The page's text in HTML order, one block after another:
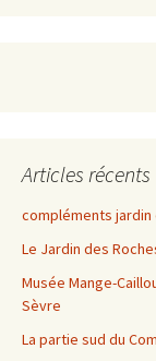
Articles récents
compléments jardin
Le Jardin des
Musée Mange-
Sèvre
La partie sud du